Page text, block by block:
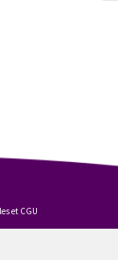
et CGU